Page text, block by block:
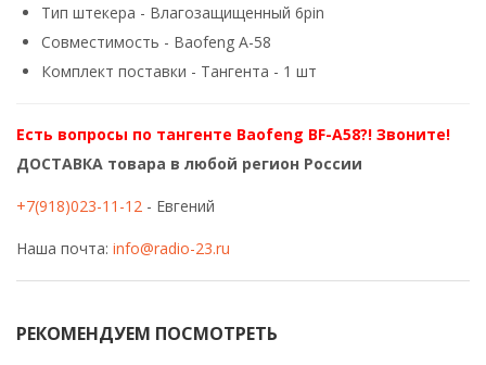
Тип штекера - Влагозащищенный 6pin
Совместимость - Baofeng A-58
Комплект поставки - Тангента - 1 шт
Есть вопросы по тангенте Baofeng BF-A58?! Звоните!
ДОСТАВКА товара в любой регион России
+7(918)023-11-12 - Евгений
Наша почта: info@radio-23.ru
РЕКОМЕНДУЕМ ПОСМОТРЕТЬ